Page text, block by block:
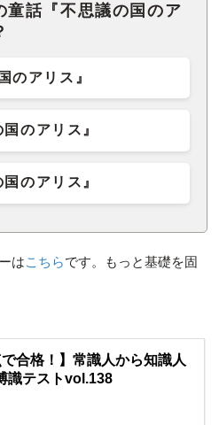
童話『不思議の国のア
のアリス』
国のアリス』
国のアリス』
はこちらです。もっと基礎を固
で合格！】常識人から知識人
テストvol.138